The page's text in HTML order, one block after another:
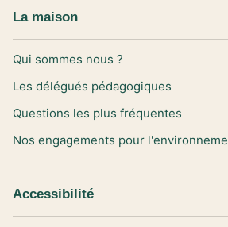
La maison
Qui sommes nous ?
Les délégués pédagogiques
Questions les plus fréquentes
Nos engagements pour
Accessibilité